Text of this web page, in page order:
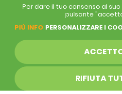
Per dare il tuo consenso al
pulsante
PIÚ INFO PERSONALIZZARE I
RIFIUTA